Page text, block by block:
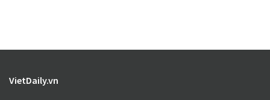
VietDaily.vn